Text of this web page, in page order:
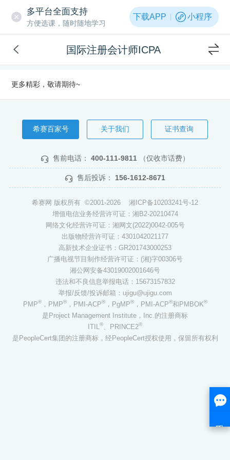
多平台全面支持
方便选课，随时随地学习
下载APP 小程序
国际注册会计师ICPA
更多精彩，敬请期待~
希赛百家号 关于我们 证书查询
售前电话： 400-111-9811 （仅收市话费）
售后投诉： 156-1612-8671
希赛网 版权所有 ©2001-2026 湘ICP备10203241号-12
增值电信业务经营许可证：湘B2-20210474
网络文化经营许可证：湘网文(2022)0042-005号
出版物经营许可证：4301042021177
高新技术企业证书：GR201743000253
广播电视节目制作经营许可证：(湘)字00306号
湘公网安备43019002001646号
违法和不良信息举报电话：15673157832
举报/反馈/投诉邮箱：ujigu@ujigu.com
PMP®，PMP®，PMI-ACP®，PgMP®，PMI-ACP®和PMBOK®
是Project Management Institute，Inc.的注册商标
ITIL®、PRINCE2®
是PeopleCert集团的注册商标，经PeopleCert授权使用，保留所有权利